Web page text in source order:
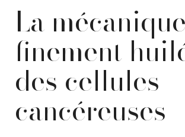
La mécanique
finement
des cellules
cancéreuses